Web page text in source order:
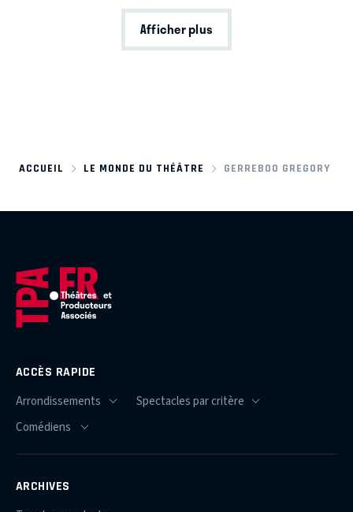
Afficher plus
ACCUEIL LE MONDE DU THÉÂTRE GERREBOO GREGORY
ACCÈS RAPIDE
ARCHIVES